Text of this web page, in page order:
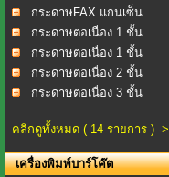
กระดาษFAX แกนเซ็น
กระดาษต่อเนื่อง 1 ชั้น
กระดาษต่อเนื่อง 1 ชั้น
กระดาษต่อเนื่อง 2 ชั้น
กระดาษต่อเนื่อง 3 ชั้น
คลิกดูทั้งหมด ( 14 รายการ ) ->
เครื่องพิมพ์บาร์โค๊ต